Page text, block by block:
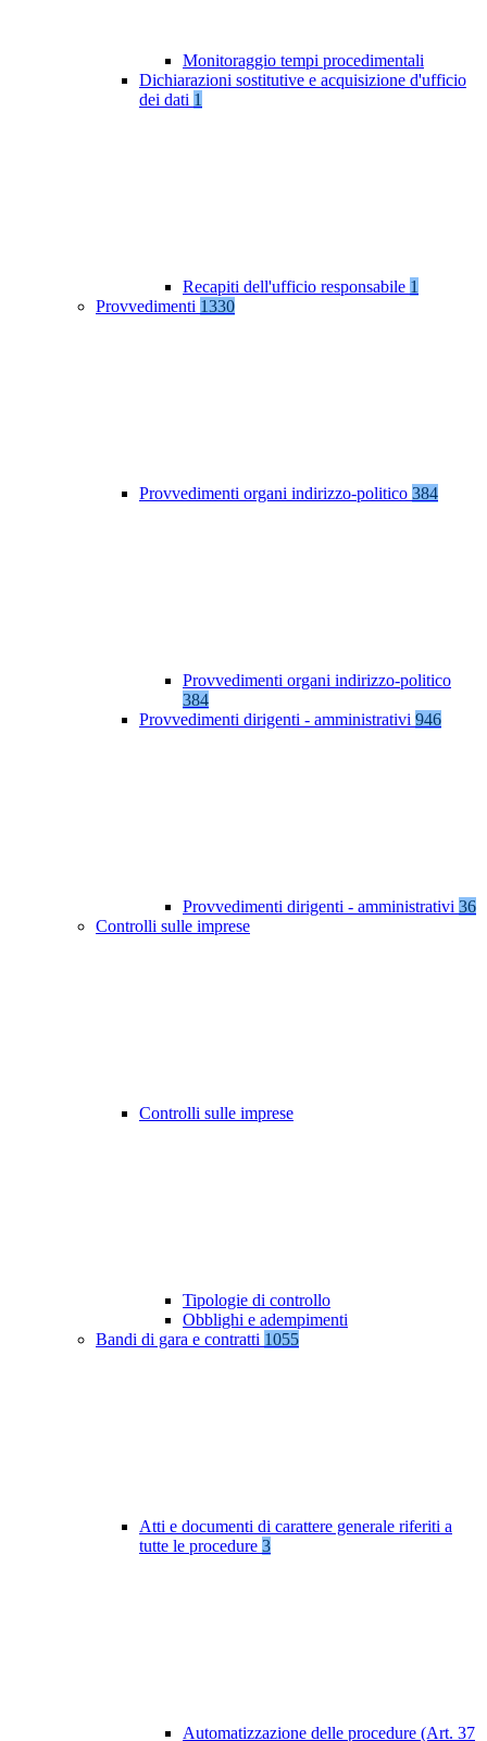
Monitoraggio tempi procedimentali
Dichiarazioni sostitutive e acquisizione d'ufficio
dei dati 1
Recapiti dell'ufficio responsabile 1
Provvedimenti 1330
Provvedimenti organi indirizzo-politico 384
Provvedimenti organi indirizzo-politico
384
Provvedimenti dirigenti - amministrativi 946
Provvedimenti dirigenti - amministrativi 36
Controlli sulle imprese
Controlli sulle imprese
Tipologie di controllo
Obblighi e adempimenti
Bandi di gara e contratti 1055
Atti e documenti di carattere generale riferiti a
tutte le procedure 3
Automatizzazione delle procedure (Art. 37